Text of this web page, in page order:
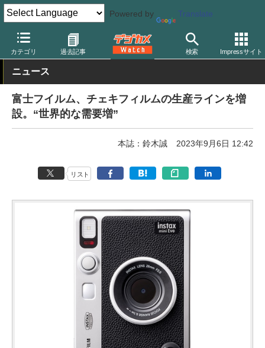
Powered by Translate
カテゴリ 過去記事 検索 Impressサイト
デジカメ Watch フィルム関連 フィルム/印画紙/現像用品
ニュース
富士フイルム、チェキフィルムの生産ラインを増
設。“世界的な需要増”
本誌：鈴木誠 2023年9月6日 12:42
リスト